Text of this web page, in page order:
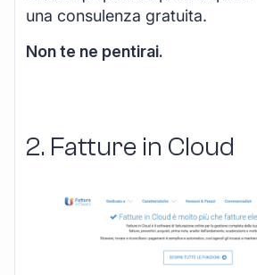
una consulenza gratuita.
Non te ne pentirai.
2. Fatture in Cloud